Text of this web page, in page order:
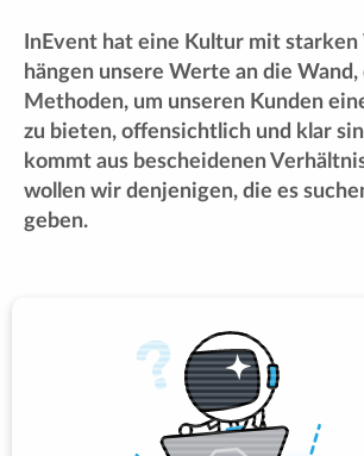
InEvent hat eine Kultur mit
hängen unsere Werte an die
Methoden, um unseren Kunden
zu bieten, offensichtlich und klar
kommt aus bescheidenen
wollen wir denjenigen, die es
geben.